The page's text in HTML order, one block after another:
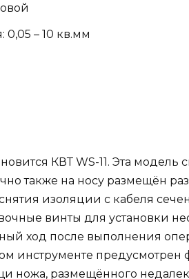
0,05 – 10 кв.мм
КВТ WS-11. Эта
также на носу размещён
изоляции с кабеля
винты для установки
ход после выполнения
инструменте
ножа, размещённого